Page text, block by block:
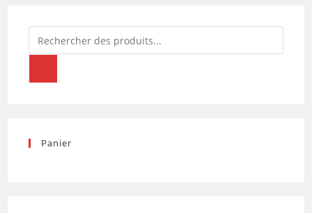
Recherche
de
Panier